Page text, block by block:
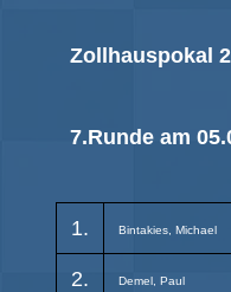
Zollhauspokal
7.Runde am
1. Bintakies, Michael
2. Demel, Paul